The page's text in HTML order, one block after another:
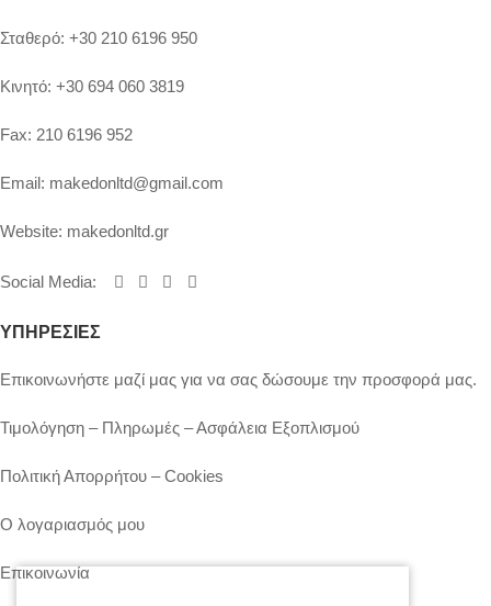
Σταθερό: +30 210 6196 950
Κινητό: +30 694 060 3819
Fax: 210 6196 952
Email: makedonltd@gmail.com
Website: makedonltd.gr
Social Media:
ΥΠΗΡΕΣΙΕΣ
Επικοινωνήστε μαζί μας για να σας δώσουμε την προσφορά μας.
Τιμολόγηση – Πληρωμές – Ασφάλεια Εξοπλισμού
Πολιτική Απορρήτου – Cookies
Ο λογαριασμός μου
Επικοινωνία